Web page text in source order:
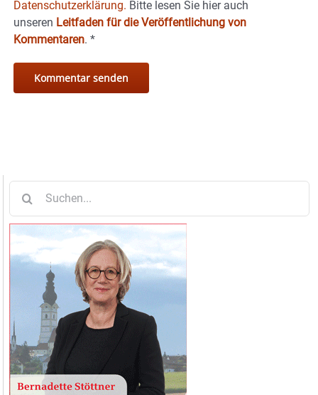
Datenschutzerklärung. Bitte lesen Sie hier auch
unseren Leitfaden für die Veröffentlichung von
Kommentaren. *
nach: